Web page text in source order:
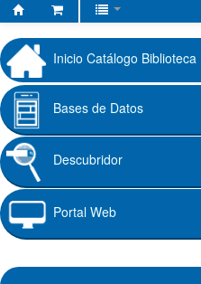
Fundación
Universitaria
Cafam
Inicio Catálogo Biblioteca
Bases de Datos
Descubridor
Portal Web